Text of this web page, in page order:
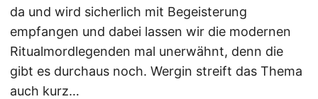
da und wird sicherlich mit Begeisterung
empfangen und dabei lassen wir die modernen
Ritualmordlegenden mal unerwähnt, denn die
gibt es durchaus noch. Wergin streift das Thema
auch kurz…